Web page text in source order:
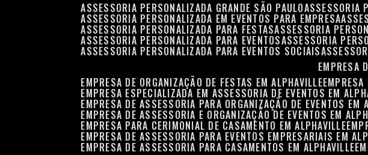
ASSESSORIA PERSONALIZADA GRANDE SÃO PAULO
ASSESSORIA PERSONALIZADA EM EVENTOS PARA EMPRESA
ASSESSORIA PERSONALIZADA PARA FESTAS ASSESSORIA
ASSESSORIA PERSONALIZADA PARA EVENTOS ASSESSORIA
ASSESSORIA PERSONALIZADA PARA EVENTOS SOCIAIS
EMPRESA
EMPRESA DE ORGANIZAÇÃO DE FESTAS EM ALPHAVILLE
EMPRESA ESPECIALIZADA EM ASSESSORIA DE EVENTOS EM
EMPRESA DE ASSESSORIA PARA ORGANIZAÇÃO DE EVENTOS EM
EMPRESA DE ASSESSORIA E ORGANIZAÇÃO DE EVENTOS EM
EMPRESA PARA CERIMONIAL DE CASAMENTO EM ALPHAVILLE
EMPRESA DE ASSESSORIA PARA EVENTOS EMPRESARIAIS EM
EMPRESA DE ASSESSORIA PARA CASAMENTOS EM ALPHAVILLE